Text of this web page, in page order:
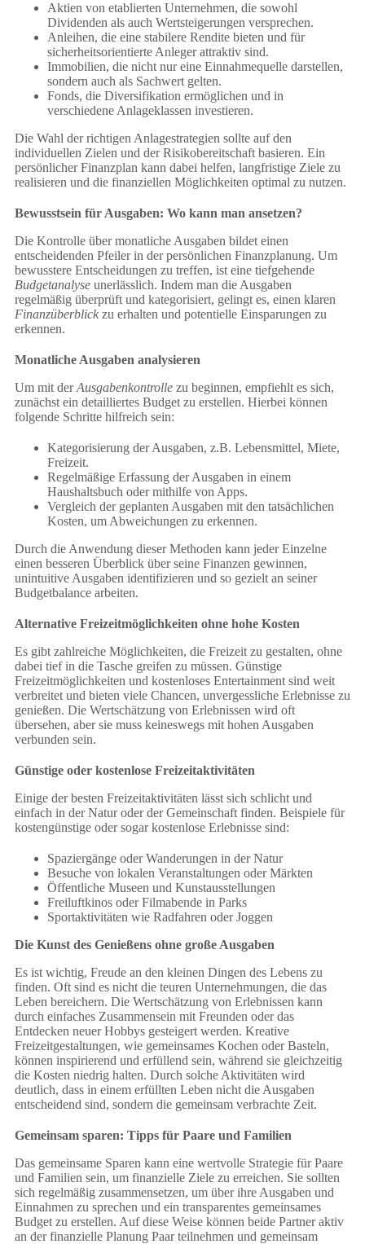
Aktien von etablierten Unternehmen, die sowohl
Dividenden als auch Wertsteigerungen versprechen.
Anleihen, die eine stabilere Rendite bieten und für
sicherheitsorientierte Anleger attraktiv sind.
Immobilien, die nicht nur eine Einnahmequelle darstellen,
sondern auch als Sachwert gelten.
Fonds, die Diversifikation ermöglichen und in
verschiedene Anlageklassen investieren.
Die Wahl der richtigen Anlagestrategien sollte auf den
individuellen Zielen und der Risikobereitschaft basieren. Ein
persönlicher Finanzplan kann dabei helfen, langfristige Ziele zu
realisieren und die finanziellen Möglichkeiten optimal zu nutzen.
Bewusstsein für Ausgaben: Wo kann man ansetzen?
Die Kontrolle über monatliche Ausgaben bildet einen
entscheidenden Pfeiler in der persönlichen Finanzplanung. Um
bewusstere Entscheidungen zu treffen, ist eine tiefgehende
Budgetanalyse unerlässlich. Indem man die Ausgaben
regelmäßig überprüft und kategorisiert, gelingt es, einen klaren
Finanzüberblick zu erhalten und potentielle Einsparungen zu
erkennen.
Monatliche Ausgaben analysieren
Um mit derAusgabenkontrolle zu beginnen, empfiehlt es sich,
zunächst ein detailliertes Budget zu erstellen. Hierbei können
folgende Schritte hilfreich sein:
Kategorisierung der Ausgaben, z.B. Lebensmittel, Miete,
Freizeit.
Regelmäßige Erfassung der Ausgaben in einem
Haushaltsbuch oder mithilfe von Apps.
Vergleich der geplanten Ausgaben mit den tatsächlichen
Kosten, um Abweichungen zu erkennen.
Durch die Anwendung dieser Methoden kann jeder Einzelne
einen besseren Überblick über seine Finanzen gewinnen,
unintuitive Ausgaben identifizieren und so gezielt an seiner
Budgetbalance arbeiten.
Alternative Freizeitmöglichkeiten ohne hohe Kosten
Es gibt zahlreiche Möglichkeiten, die Freizeit zu gestalten, ohne
dabei tief in die Tasche greifen zu müssen. Günstige
Freizeitmöglichkeiten und kostenloses Entertainment sind weit
verbreitet und bieten viele Chancen, unvergessliche Erlebnisse zu
genießen. Die Wertschätzung von Erlebnissen wird oft
übersehen, aber sie muss keineswegs mit hohen Ausgaben
verbunden sein.
Günstige oder kostenlose Freizeitaktivitäten
Einige der besten Freizeitaktivitäten lässt sich schlicht und
einfach in der Natur oder der Gemeinschaft finden. Beispiele für
kostengünstige oder sogar kostenlose Erlebnisse sind:
Spaziergänge oder Wanderungen in der Natur
Besuche von lokalen Veranstaltungen oder Märkten
Öffentliche Museen und Kunstausstellungen
Freiluftkinos oder Filmabende in Parks
Sportaktivitäten wie Radfahren oder Joggen
Die Kunst des Genießens ohne große Ausgaben
Es ist wichtig, Freude an den kleinen Dingen des Lebens zu
finden. Oft sind es nicht die teuren Unternehmungen, die das
Leben bereichern. Die Wertschätzung von Erlebnissen kann
durch einfaches Zusammensein mit Freunden oder das
Entdecken neuer Hobbys gesteigert werden. Kreative
Freizeitgestaltungen, wie gemeinsames Kochen oder Basteln,
können inspirierend und erfüllend sein, während sie gleichzeitig
die Kosten niedrig halten. Durch solche Aktivitäten wird
deutlich, dass in einem erfüllten Leben nicht die Ausgaben
entscheidend sind, sondern die gemeinsam verbrachte Zeit.
Gemeinsam sparen: Tipps für Paare und Familien
Das gemeinsame Sparen kann eine wertvolle Strategie für Paare
und Familien sein, um finanzielle Ziele zu erreichen. Sie sollten
sich regelmäßig zusammensetzen, um über ihre Ausgaben und
Einnahmen zu sprechen und ein transparentes gemeinsames
Budget zu erstellen. Auf diese Weise können beide Partner aktiv
an der finanzielle Planung Paar teilnehmen und gemeinsam